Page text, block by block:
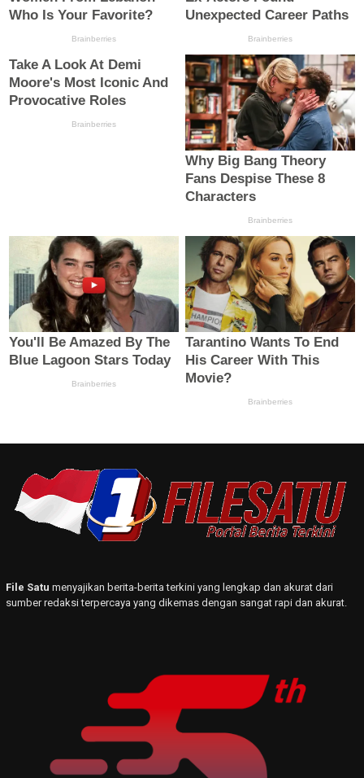
File Satu menyajikan berita-berita terkini yang lengkap dan akurat dari
sumber redaksi terpercaya yang dikemas dengan sangat rapi dan akurat.